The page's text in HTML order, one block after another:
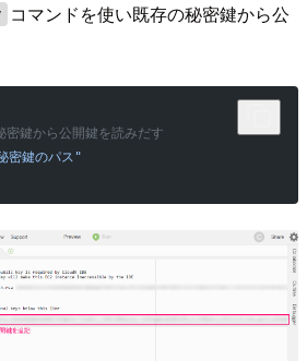
コマンドを使い既存の秘密鍵から公
から公開鍵を読みだす
鍵のパス"